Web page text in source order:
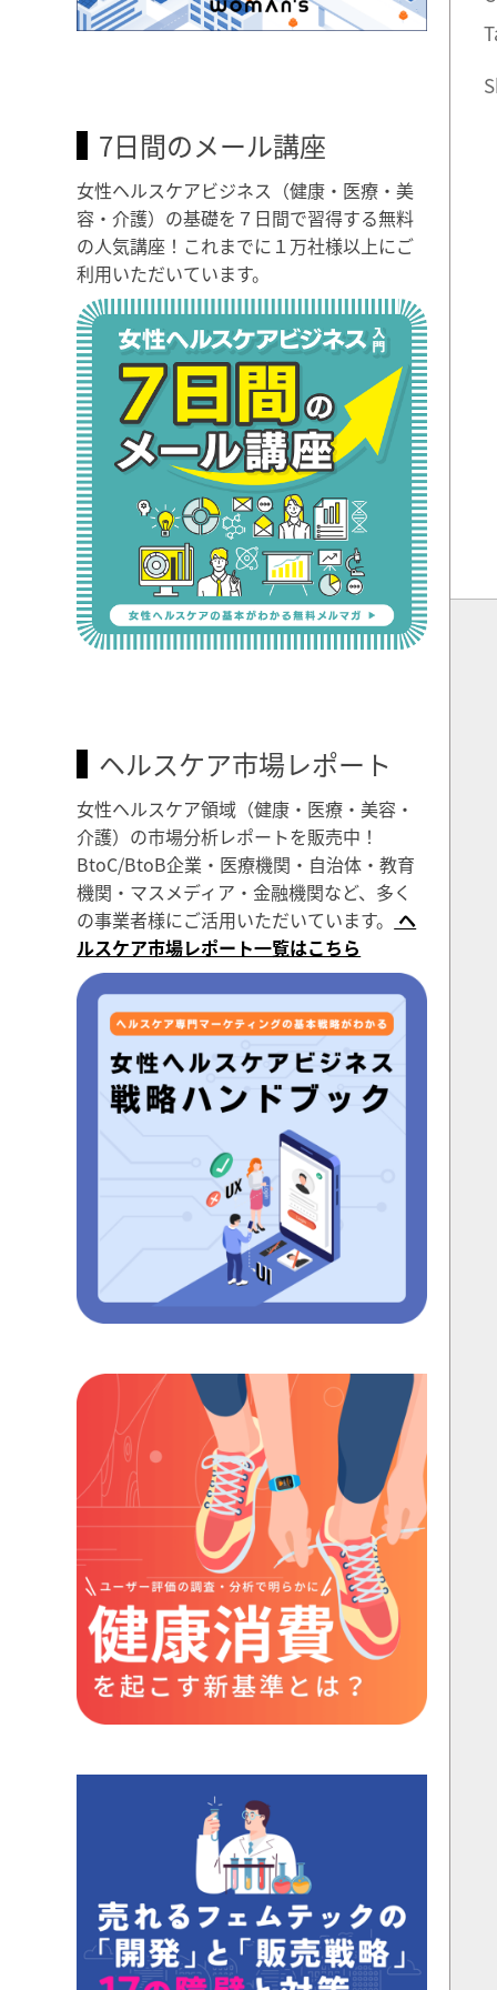
7日間のメール講座
女性ヘルスケアビジネス（健康・医療・美
容・介護）の基礎を７日間で習得する無料
の人気講座！これまでに１万社様以上にご
利用いただいています。
ヘルスケア市場レポート
女性ヘルスケア領域（健康・医療・美容・
介護）の市場分析レポートを販売中！
BtoC/BtoB企業・医療機関・自治体・教育
機関・マスメディア・金融機関など、多く
の事業者様にご活用いただいています。 ヘ
ルスケア市場レポート一覧はこちら